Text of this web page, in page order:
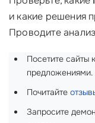
и какие решения
Проводите
Посетите сайты
предложениями.
Почитайте
Запросите